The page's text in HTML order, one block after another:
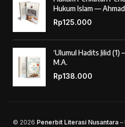
Hukum Islam — Ahmad
Rp125.000
‘Ulumul Hadits Jilid
M.A.
Rp138.000
© 2026 Penerbit Literasi Nusantara –